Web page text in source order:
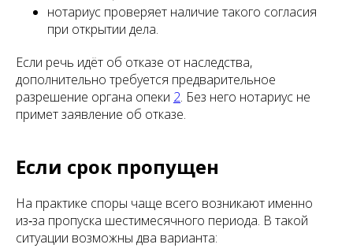
нотариус проверяет наличие такого согласия
при открытии дела.
Если речь идёт об отказе от наследства,
дополнительно требуется предварительное
разрешение органа опеки 2. Без него нотариус не
примет заявление об отказе.
Если срок пропущен
На практике споры чаще всего возникают именно
из‑за пропуска шестимесячного периода. В такой
ситуации возможны два варианта: